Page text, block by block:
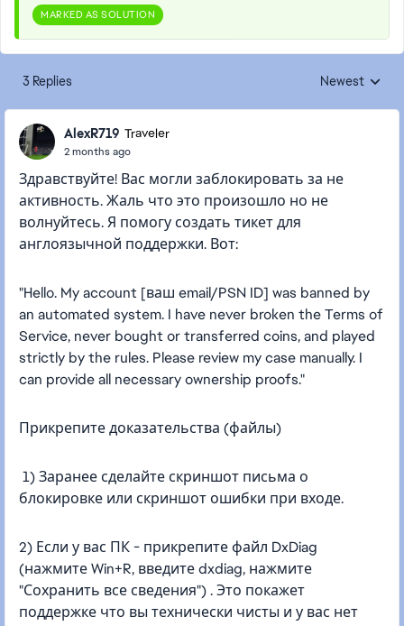
MARKED AS SOLUTION
3 Replies Replies sorted
Newest
AlexR719 Traveler
2 months ago
Здравствуйте! Вас могли заблокировать за не
активность. Жаль что это произошло но не
волнуйтесь. Я помогу создать тикет для
англоязычной поддержки. Вот:
"Hello. My account [ваш email/PSN ID] was banned by
an automated system. I have never broken the Terms of
Service, never bought or transferred coins, and played
strictly by the rules. Please review my case manually. I
can provide all necessary ownership proofs."
Прикрепите доказательства (файлы)
1) Заранее сделайте скриншот письма о
блокировке или скриншот ошибки при входе.
2) Если у вас ПК - прикрепите файл DxDiag
(нажмите Win+R, введите dxdiag, нажмите
"Сохранить все сведения") . Это покажет
поддержке что вы технически чисты и у вас нет